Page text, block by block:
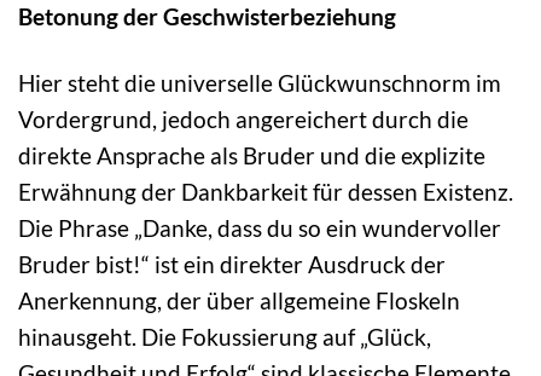
Betonung der Geschwisterbeziehung
Hier steht die universelle Glückwunschnorm im
Vordergrund, jedoch angereichert durch die
direkte Ansprache als Bruder und die explizite
Erwähnung der Dankbarkeit für dessen Existenz.
Die Phrase „Danke, dass du so ein wundervoller
Bruder bist!“ ist ein direkter Ausdruck der
Anerkennung, der über allgemeine Floskeln
hinausgeht. Die Fokussierung auf „Glück,